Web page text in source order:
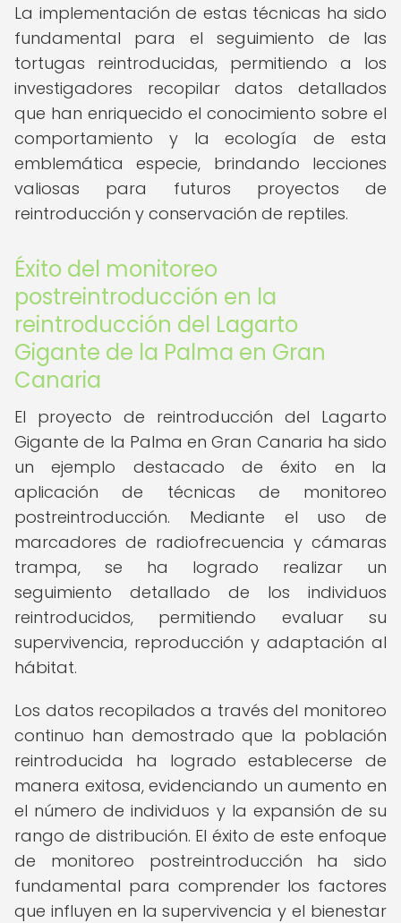
La implementación de estas técnicas ha sido
fundamental para el seguimiento de las
tortugas reintroducidas, permitiendo a los
investigadores recopilar datos detallados
que han enriquecido el conocimiento sobre el
comportamiento y la ecología de esta
emblemática especie, brindando lecciones
valiosas para futuros proyectos de
reintroducción y conservación de reptiles.
Éxito del monitoreo
postreintroducción en la
reintroducción del Lagarto
Gigante de la Palma en Gran
Canaria
El proyecto de reintroducción del Lagarto
Gigante de la Palma en Gran Canaria ha sido
un ejemplo destacado de éxito en la
aplicación de técnicas de monitoreo
postreintroducción. Mediante el uso de
marcadores de radiofrecuencia y cámaras
trampa, se ha logrado realizar un
seguimiento detallado de los individuos
reintroducidos, permitiendo evaluar su
supervivencia, reproducción y adaptación al
hábitat.
Los datos recopilados a través del monitoreo
continuo han demostrado que la población
reintroducida ha logrado establecerse de
manera exitosa, evidenciando un aumento en
el número de individuos y la expansión de su
rango de distribución. El éxito de este enfoque
de monitoreo postreintroducción ha sido
fundamental para comprender los factores
que influyen en la supervivencia y el bienestar